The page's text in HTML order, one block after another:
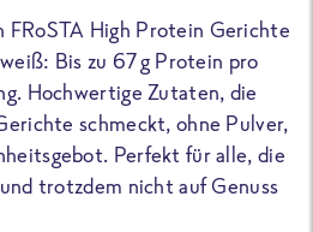
FRoSTA High Protein Gerichte
Bis zu 67 g Protein pro
Hochwertige Zutaten, die
schmeckt, ohne Pulver,
Perfekt für alle, die
trotzdem nicht auf Genuss